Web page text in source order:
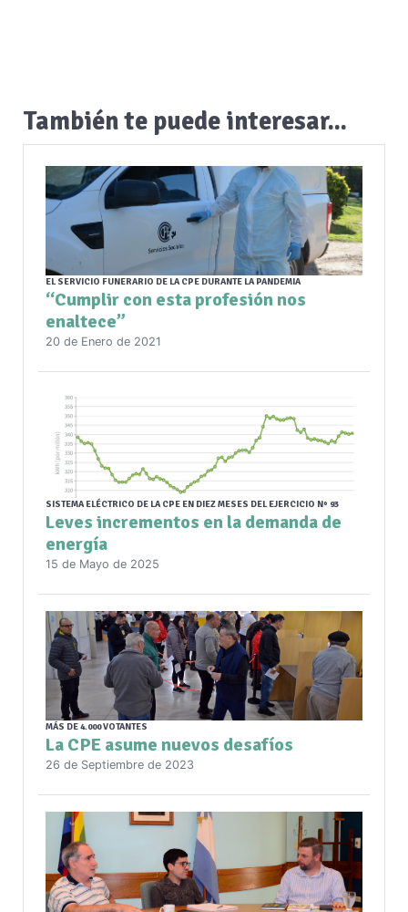
También te puede interesar...
EL SERVICIO FUNERARIO DE LA CPE DURANTE LA PANDEMIA
“Cumplir con esta profesión nos
enaltece”
20 de Enero de 2021
SISTEMA ELÉCTRICO DE LA CPE EN DIEZ MESES DEL EJERCICIO Nº 93
Leves incrementos en la demanda de
energía
15 de Mayo de 2025
MÁS DE 4.000 VOTANTES
La CPE asume nuevos desafíos
26 de Septiembre de 2023